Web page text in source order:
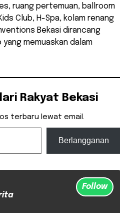
ruang pertemuan, ballroom
Club, H-Spa, kolam renang
Bekasi dirancang
memuaskan dalam
Rakyat Bekasi
terbaru lewat email.
Berlangganan
Follow